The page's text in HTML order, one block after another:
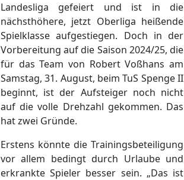
Landesliga gefeiert und ist in die
nächsthöhere, jetzt Oberliga heißende
Spielklasse aufgestiegen. Doch in der
Vorbereitung auf die Saison 2024/25, die
für das Team von Robert Voßhans am
Samstag, 31. August, beim TuS Spenge II
beginnt, ist der Aufsteiger noch nicht
auf die volle Drehzahl gekommen. Das
hat zwei Gründe.
Erstens könnte die Trainingsbeteiligung
vor allem bedingt durch Urlaube und
erkrankte Spieler besser sein. „Das ist